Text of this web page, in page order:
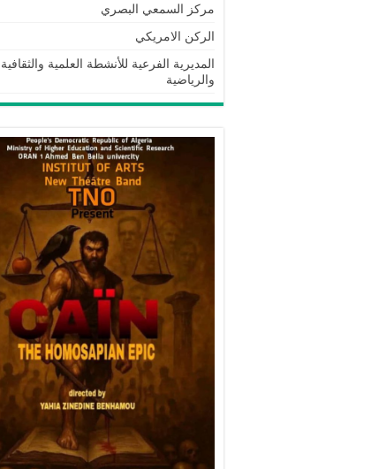
مركز السمعي البصري
الركن الامريكي
المديرية الفرعية للأنشطة العلمية والثقافية
والرياضية